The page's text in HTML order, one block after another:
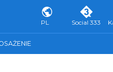
PL Social 333